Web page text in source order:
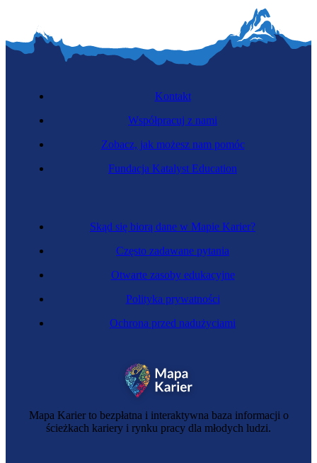
Mapa Karier to bezpłatna i interaktywna baza informacji o
ścieżkach kariery i rynku pracy dla młodych ludzi.
Skąd się biorą dane w Mapie Karier?
Często zadawane pytania
Otwarte zasoby edukacyjne
Polityka prywatności
Ochrona przed nadużyciami
Kontakt
Współpracuj z nami
Zobacz, jak możesz nam pomóc
Fundacja Katalyst Education